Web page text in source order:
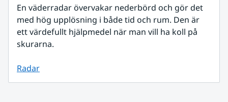
En väderradar övervakar nederbörd och gör det
med hög upplösning i både tid och rum. Den är
ett värdefullt hjälpmedel när man vill ha koll på
skurarna.
Radar